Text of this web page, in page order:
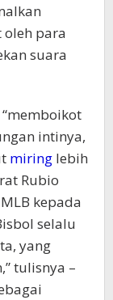
para
suara
intinya,
miring lebih
Rubio
kepada
selalu
yang
tulisnya –